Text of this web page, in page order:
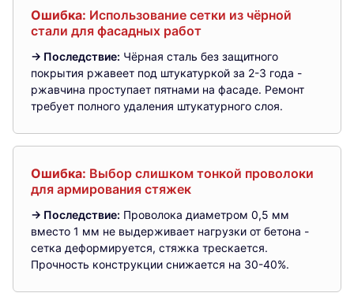
Ошибка: Использование сетки из чёрной
стали для фасадных работ
→ Последствие: Чёрная сталь без защитного
покрытия ржавеет под штукатуркой за 2-3 года -
ржавчина проступает пятнами на фасаде. Ремонт
требует полного удаления штукатурного слоя.
Ошибка: Выбор слишком тонкой проволоки
для армирования стяжек
→ Последствие: Проволока диаметром 0,5 мм
вместо 1 мм не выдерживает нагрузки от бетона -
сетка деформируется, стяжка трескается.
Прочность конструкции снижается на 30-40%.